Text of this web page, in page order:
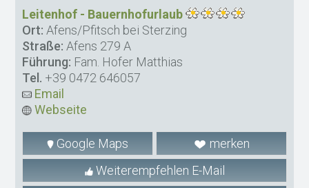
Leitenhof - Bauernhofurlaub
Ort: Afens/Pfitsch bei Sterzing
Straße: Afens 279 A
Führung: Fam. Hofer Matthias
Tel. +39 0472 646057
Email
Webseite
Google Maps
merken
Weiterempfehlen E-Mail